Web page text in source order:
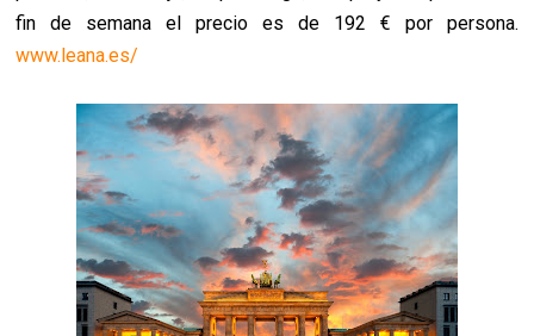
fin de semana el precio es de 192 € por persona.
www.leana.es/